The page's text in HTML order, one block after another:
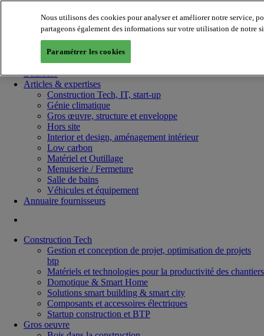
Batiradio
Articles & expertises
Construction Tech, IT, start-up
Génie climatique
Gros œuvre, structure et enveloppe
Hors site
Interior et design, aménagement intérieur
Low carbon
Matériel et Outillage
Menuiserie / Fermeture
Salle de bains
Véhicules et équipement
Annuaire fournisseurs
Construction Tech
Gestion et conception de projet, optimisation de projets
btp
Matériels et technologies pour la productivité des chantiers
Domotique & Smart Home
Solutions smart building & smart city
Composants et accessoires électriques
Startup construction et BTP
Gros oeuvre
Nous utilisons des cookies pour analyser et améliorer notre service,
partageons également des informations sur votre utilisation de notre
Paramétrer les cookies